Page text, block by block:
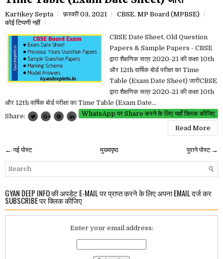
Kartikey Septa फ़रवरी 03, 2021 CBSE, MP Board (MPBSE)
कोई टिप्पणी नहीं
CBSE Date Sheet, Old Question
Papers & Sample Papers - CBSE
द्वारा शैक्षणिक सत्र 2020-21 की कक्षा 10th
और 12th वार्षिक बोर्ड परीक्षा का Time
Table (Exam Date Sheet) जारीCBSE
द्वारा शैक्षणिक सत्र 2020-21 की कक्षा 10th
और 12th वार्षिक बोर्ड परीक्षा का Time Table (Exam Date...
WhatsApp पर Share करने के लिए यहाँ क्लिक कीजिए
Share:
Read More
← नई पोस्ट पुराने पोस्ट →
मुख्यपृष्ठ
GYAN DEEP INFO की अपडेट E-MAIL पर प्राप्त करने के लिए अपना EMAIL दर्ज कर
SUBSCRIBE पर क्लिक कीजिए
Enter your email address: